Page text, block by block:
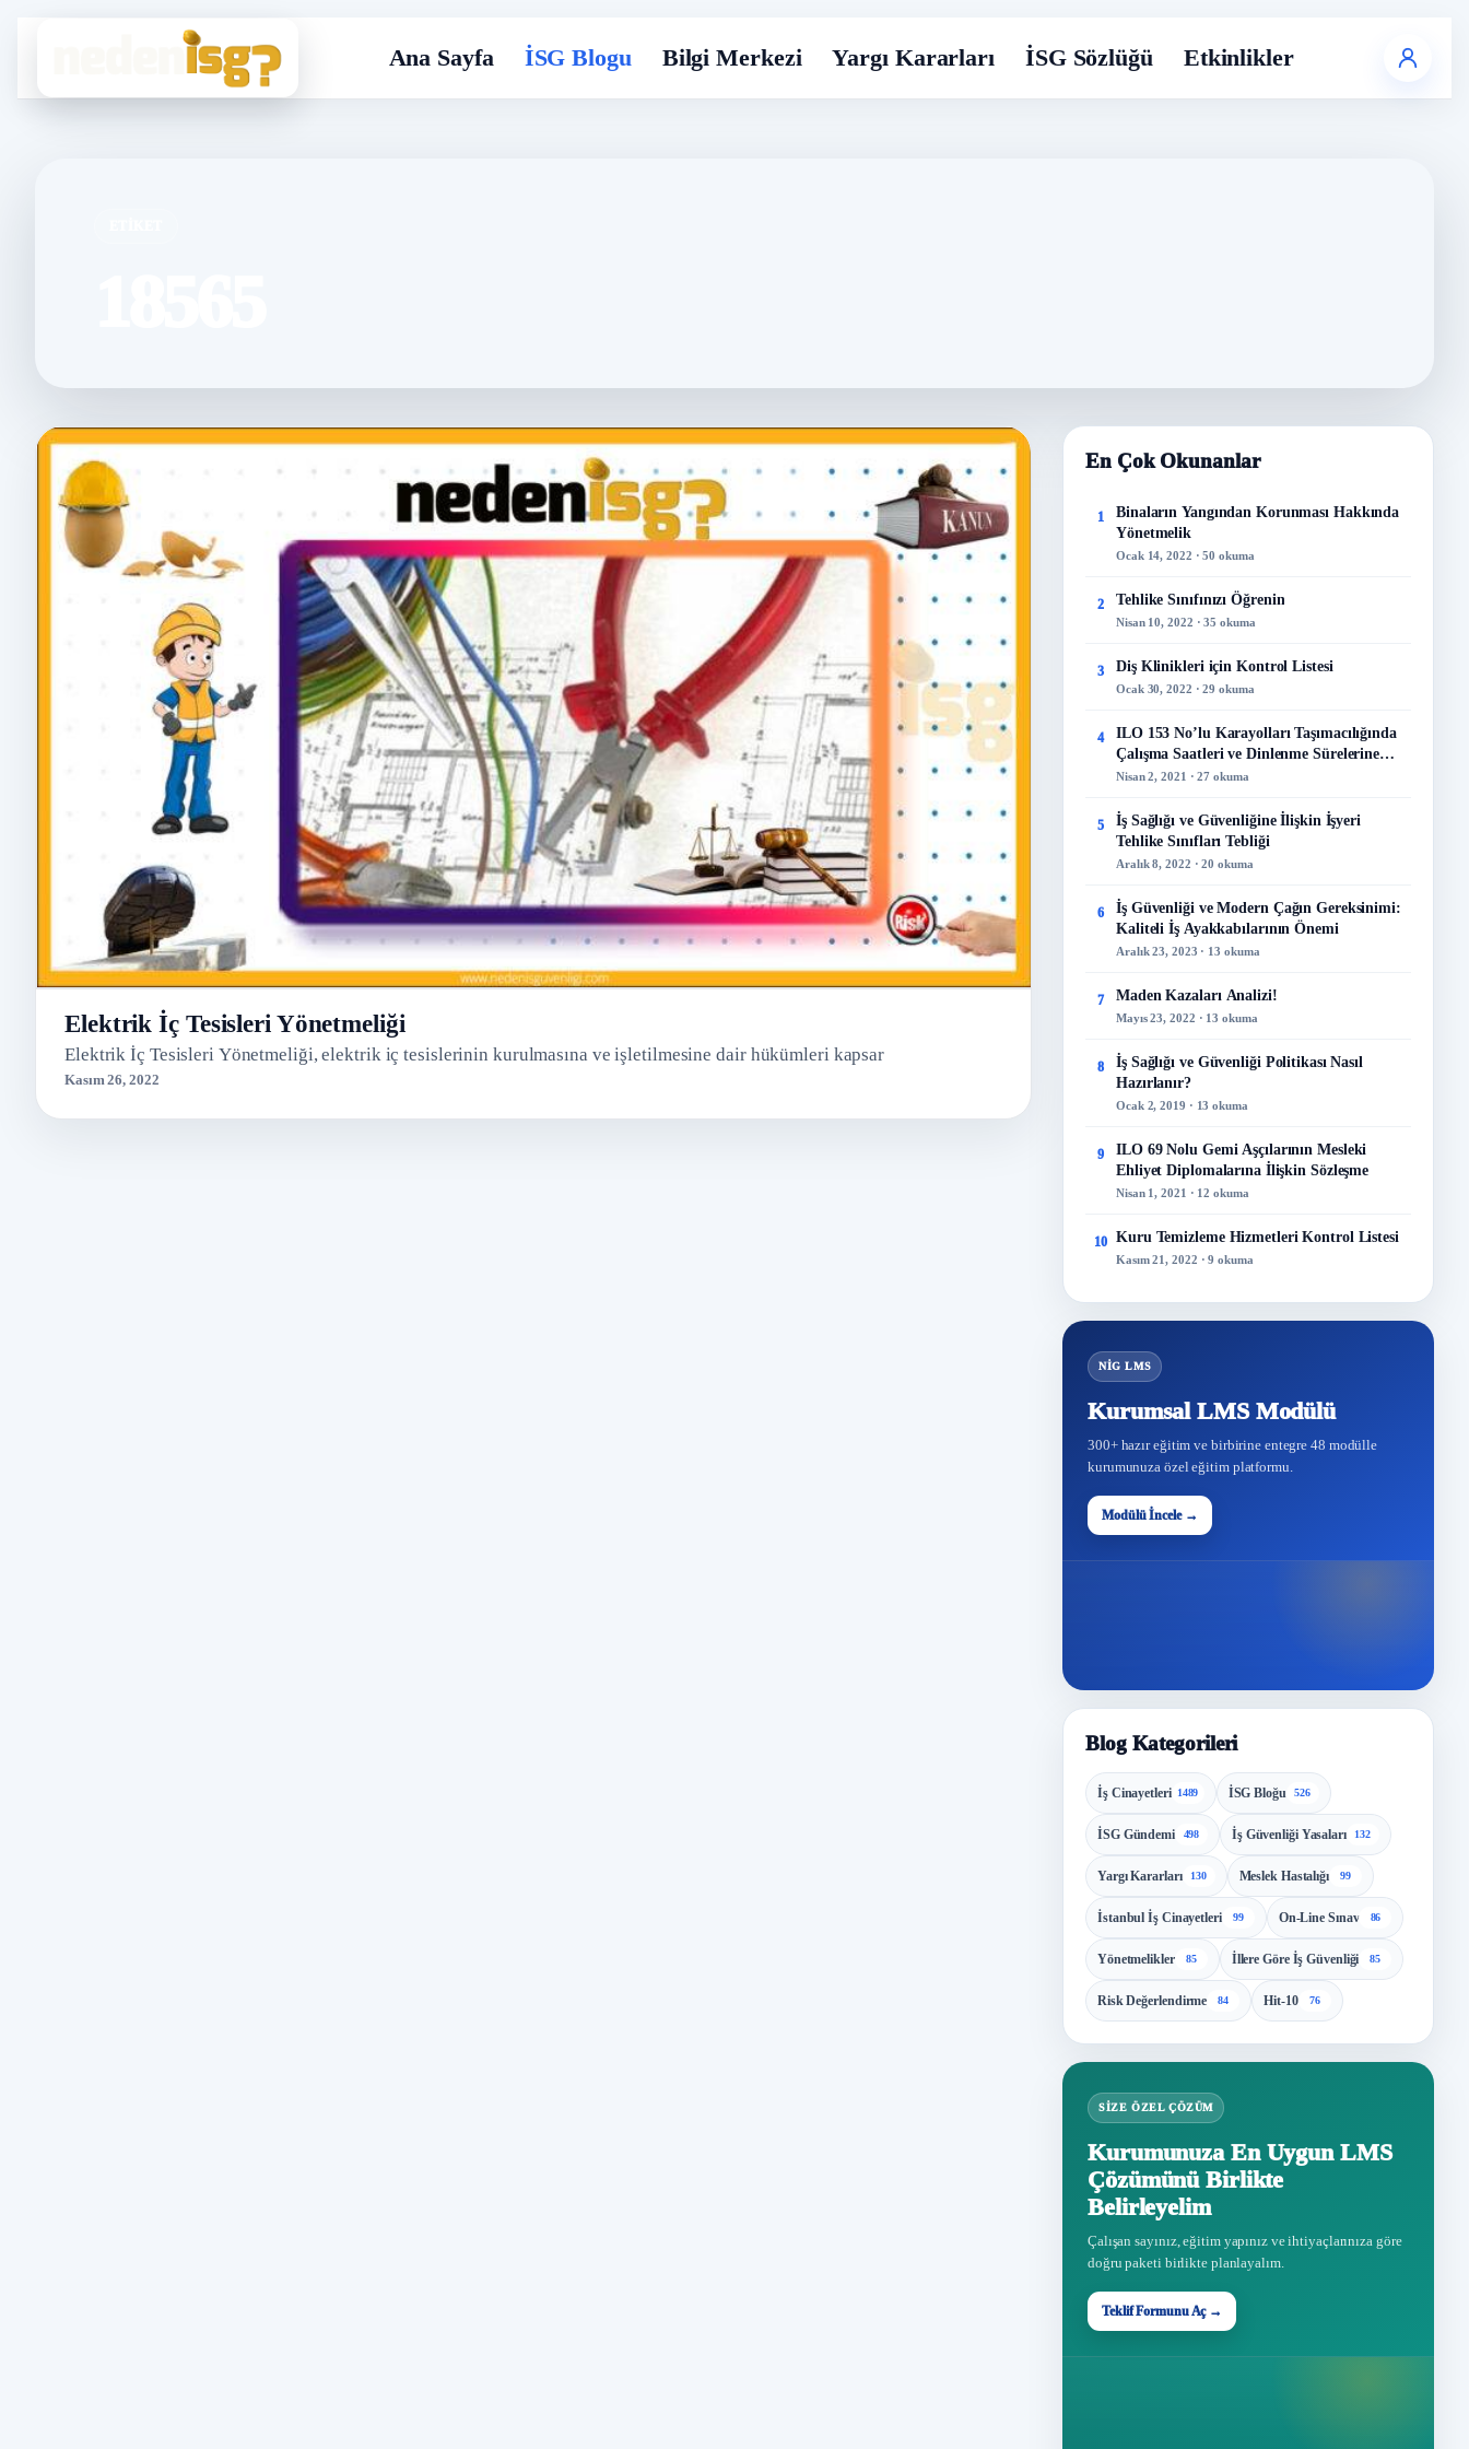
Ana Sayfa İSG Blogu Bilgi Merkezi Yargı Kararları İSG Sözlüğü Etkinlikler
Elektrik İç Tesisleri Yönetmeliği
Elektrik İç Tesisleri Yönetmeliği, elektrik iç tesislerinin kurulmasına ve işletilmesine dair hükümleri kapsar
Kasım 26, 2022
En Çok Okunanlar
1
Binaların Yangından Korunması Hakkında
Yönetmelik
Ocak 14, 2022 · 50 okuma
2 Tehlike Sınıfınızı Öğrenin
Nisan 10, 2022 · 35 okuma
3 Diş Klinikleri için Kontrol Listesi
Ocak 30, 2022 · 29 okuma
4
ILO 153 No’lu Karayolları Taşımacılığında
Çalışma Saatleri ve Dinlenme Sürelerine
İlişkin Sözleşme
Nisan 2, 2021 · 27 okuma
5
İş Sağlığı ve Güvenliğine İlişkin İşyeri
Tehlike Sınıfları Tebliği
Aralık 8, 2022 · 20 okuma
6
İş Güvenliği ve Modern Çağın Gereksinimi:
Kaliteli İş Ayakkabılarının Önemi
Aralık 23, 2023 · 13 okuma
7 Maden Kazaları Analizi!
Mayıs 23, 2022 · 13 okuma
8
İş Sağlığı ve Güvenliği Politikası Nasıl
Hazırlanır?
Ocak 2, 2019 · 13 okuma
9
ILO 69 Nolu Gemi Aşçılarının Mesleki
Ehliyet Diplomalarına İlişkin Sözleşme
Nisan 1, 2021 · 12 okuma
10 Kuru Temizleme Hizmetleri Kontrol Listesi
Kasım 21, 2022 · 9 okuma
NİG LMS
Kurumsal LMS Modülü
300+ hazır eğitim ve birbirine entegre 48 modülle
kurumunuza özel eğitim platformu.
Modülü İncele →
48
Modül
Blog Kategorileri
İş Cinayetleri 1489 İSG Bloğu 526
İSG Gündemi 498 İş Güvenliği Yasaları 132
Yargı Kararları 130 Meslek Hastalığı 99
İstanbul İş Cinayetleri 99 On-Line Sınav 86
Yönetmelikler 85 İllere Göre İş Güvenliği 85
Risk Değerlendirme 84 Hit-10 76
SIZE ÖZEL ÇÖZÜM
Kurumunuza En Uygun LMS
Çözümünü Birlikte
Belirleyelim
Çalışan sayınız, eğitim yapınız ve ihtiyaçlarınıza göre
doğru paketi birlikte planlayalım.
Teklif Formunu Aç →
Teklif